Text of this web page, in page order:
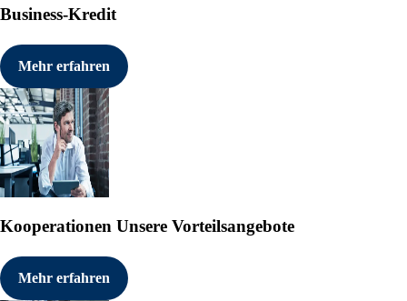
Business-Kredit
Mehr erfahren
Kooperationen Unsere Vorteilsangebote
Mehr erfahren